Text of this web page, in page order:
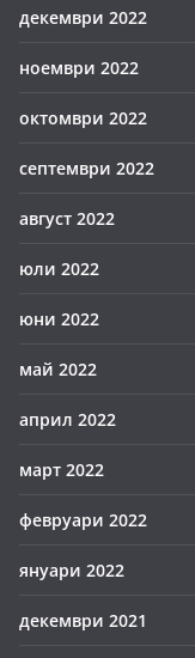
декември 2022
ноември 2022
октомври 2022
септември 2022
август 2022
юли 2022
юни 2022
май 2022
април 2022
март 2022
февруари 2022
януари 2022
декември 2021